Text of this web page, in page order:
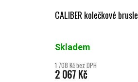
CALIBER kolečkové brusle
Skladem
1 708 Kč bez DPH
2 067 Kč